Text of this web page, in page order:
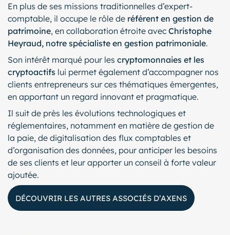
En plus de ses missions traditionnelles d’expert-
comptable, il occupe le rôle de référent en gestion de
patrimoine, en collaboration étroite avec Christophe
Heyraud, notre spécialiste en gestion patrimoniale.
Son intérêt marqué pour les cryptomonnaies et les
cryptoactifs lui permet également d’accompagner nos
clients entrepreneurs sur ces thématiques émergentes,
en apportant un regard innovant et pragmatique.
Il suit de près les évolutions technologiques et
réglementaires, notamment en matière de gestion de
la paie, de digitalisation des flux comptables et
d’organisation des données, pour anticiper les besoins
de ses clients et leur apporter un conseil à forte valeur
ajoutée.
DÉCOUVRIR LES AUTRES ASSOCIÉS D’AXENS